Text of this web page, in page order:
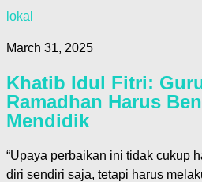
lokal
March 31, 2025
Khatib Idul Fitri:
Ramadhan Harus
Mendidik
“Upaya perbaikan ini tidak cukup
diri sendiri saja, tetapi harus